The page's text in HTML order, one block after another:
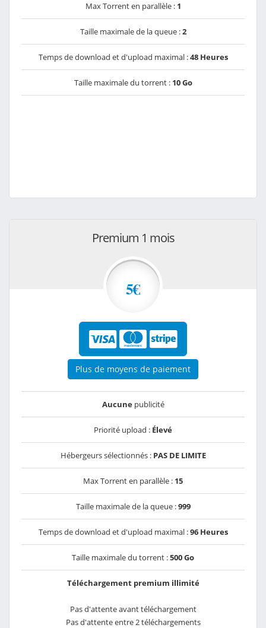
Max Torrent en parallèle : 1
Taille maximale de la queue :2
Temps de download et d'upload maximal :48 Heures
Taille maximale du torrent : 10 Go
Premium 1 mois
5€
Plus de moyens de paiement
Aucunepublicité
Priorité upload : Élevé
Hébergeurs sélectionnés : PAS DE LIMITE
Max Torrent en parallèle : 15
Taille maximale de la queue :999
Temps de download et d'upload maximal :96 Heures
Taille maximale du torrent :500 Go
Téléchargement premium illimité
Pas d'attente avant téléchargement
Pas d'attente entre 2 téléchargements